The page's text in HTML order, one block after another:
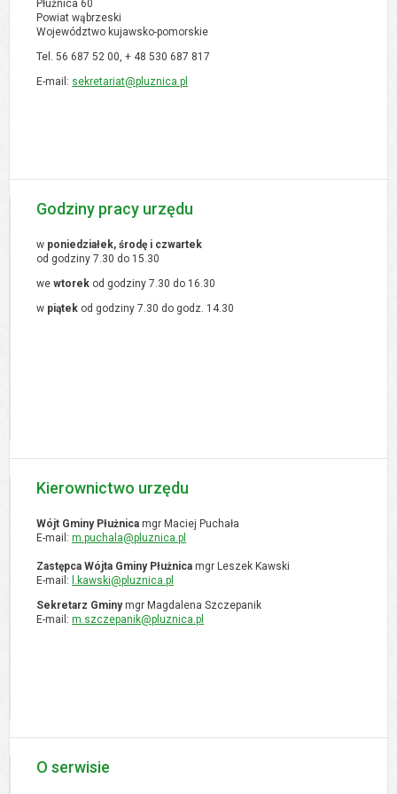
Płużnica 60
Powiat wąbrzeski
Województwo kujawsko-pomorskie
Tel. 56 687 52 00, + 48 530 687 817
E-mail: sekretariat@pluznica.pl
Godziny pracy urzędu
w poniedziałek, środę i czwartek
od godziny 7.30 do 15.30
we wtorek od godziny 7.30 do 16.30
w piątek od godziny 7.30 do godz. 14.30
Kierownictwo urzędu
Wójt Gminy Płużnica mgr Maciej Puchała
E-mail: m.puchala@pluznica.pl
Zastępca Wójta Gminy Płużnica mgr Leszek Kawski
E-mail: l.kawski@pluznica.pl
Sekretarz Gminymgr Magdalena Szczepanik
E-mail: m.szczepanik@pluznica.pl
O serwisie